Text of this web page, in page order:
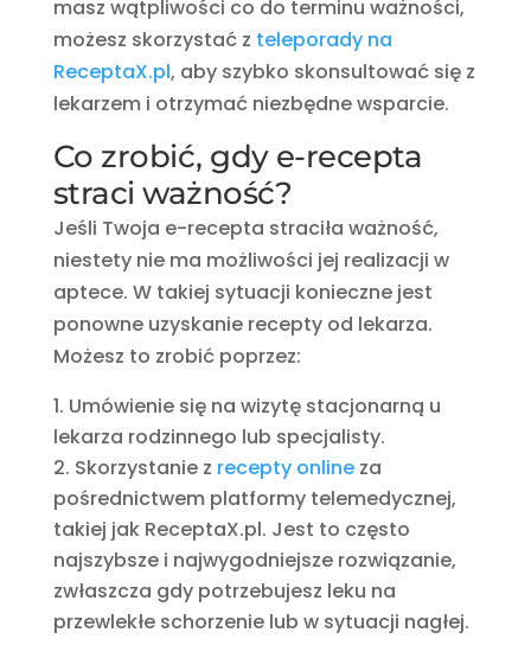
masz wątpliwości co do terminu ważności,
możesz skorzystać z teleporady na
ReceptaX.pl, aby szybko skonsultować się z
lekarzem i otrzymać niezbędne wsparcie.
Co zrobić, gdy e-recepta
straci ważność?
Jeśli Twoja e-recepta straciła ważność,
niestety nie ma możliwości jej realizacji w
aptece. W takiej sytuacji konieczne jest
ponowne uzyskanie recepty od lekarza.
Możesz to zrobić poprzez:
Umówienie się na wizytę stacjonarną u
lekarza rodzinnego lub specjalisty.
Skorzystanie z recepty onlineza
pośrednictwem platformy telemedycznej,
takiej jak ReceptaX.pl. Jest to często
najszybsze i najwygodniejsze rozwiązanie,
zwłaszcza gdy potrzebujesz leku na
przewlekłe schorzenie lub w sytuacji nagłej.